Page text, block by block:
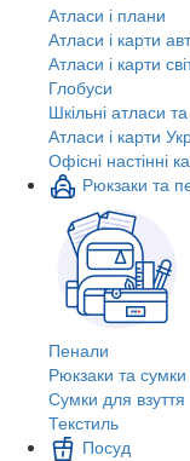
Атласи і плани
Атласи і карти
Атласи і карти
Глобуси
Шкільні атласи
Атласи і карти
Офісні настінні
Рюкзаки та
Пенали
Рюкзаки та сумки
Сумки для взуття
Текстиль
Посуд